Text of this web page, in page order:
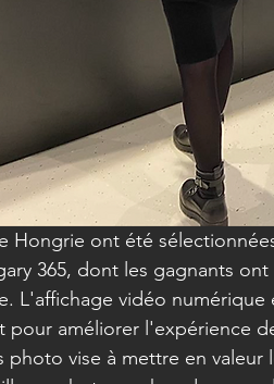
Hongrie ont été
365, dont les gagnants
L'affichage vidéo numérique
pour améliorer l'expérience
photo vise à mettre en